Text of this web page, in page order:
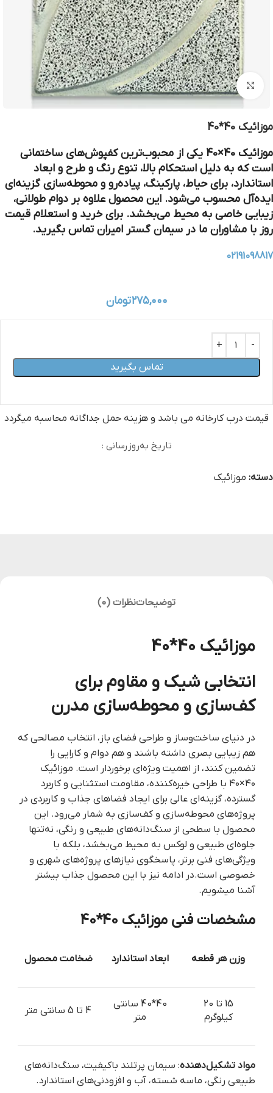
بزرگنمایی تصویر
موزائیک 40*40
موزائیک 40×40
یکی از محبوب‌ترین کفپوش‌های ساختمانی
است که به دلیل استحکام بالا، تنوع رنگ و طرح و ابعاد
استاندارد، برای حیاط، پارکینگ، پیاده‌رو و محوطه‌سازی گزینه‌ای
ایده‌آل محسوب می‌شود. این محصول علاوه بر دوام طولانی،
زیبایی خاصی به محیط می‌بخشد. برای خرید و استعلام قیمت
روز با مشاوران ما در سیمان گستر امیران تماس بگیرید.
02191098817
۲۷۵,۰۰۰تومان
تماس بگیرید
قیمت درب کارخانه می‏ باشد و هزینه حمل جداگانه محاسبه میگردد
تاریخ به‌روزرسانی :
دسته: موزائیک
توضیحاتنظرات (0)
موزائیک 40*40
انتخابی شیک و مقاوم برای
کف‌سازی و محوطه‌سازی مدرن
در دنیای ساخت‌وساز و طراحی فضای باز، انتخاب مصالحی که
هم زیبایی بصری داشته باشند و هم دوام و کارایی را
تضمین کنند، از اهمیت ویژه‌ای برخوردار است. موزائیک
۴۰×۴۰ با طراحی خیره‌کننده، مقاومت استثنایی و کاربرد
گسترده، گزینه‌ای عالی برای ایجاد فضاهای جذاب و کاربردی در
پروژه‌های محوطه‌سازی و کف‌سازی به شمار می‌رود. این
محصول با سطحی از سنگ‌دانه‌های طبیعی و رنگی، نه‌تنها
جلوه‌ای طبیعی و لوکس به محیط می‌بخشد، بلکه با
ویژگی‌های فنی برتر، پاسخگوی نیازهای پروژه‌های شهری و
خصوصی است.در ادامه نیز با این محصول جذاب بیشتر
آشنا می‏شویم.
مشخصات فنی موزائیک 40*40
وزن هر قطعه ابعاد استاندارد ضخامت محصول
15 تا 20
کیلوگرم
40*40 سانتی
متر
4 تا 5 سانتی متر
مواد تشکیل‌دهنده: سیمان پرتلند باکیفیت، سنگ‌دانه‌های
طبیعی رنگی، ماسه شسته، آب و افزودنی‌های استاندارد.